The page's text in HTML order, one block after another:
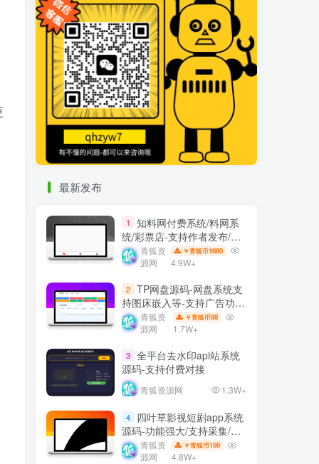
最新发布
1
知料网付费系统/料网系
统/彩票店-支持作者发布/订
阅/内容付费等
青狐资
源网
￥青狐币1680
4.9W+
2 TP网盘源码-网盘系统支
持图床嵌入等-支持广告功能
等
青狐资
源网
￥青狐币88
1.7W+
3 全平台去水印api站系统
源码-支持付费对接
青狐资源网 1.3W+
4
四叶草影视短剧app系统
源码-功能强大/支持采集/支
持会员模式等
青狐资
源网
￥青狐币199
4.8W+